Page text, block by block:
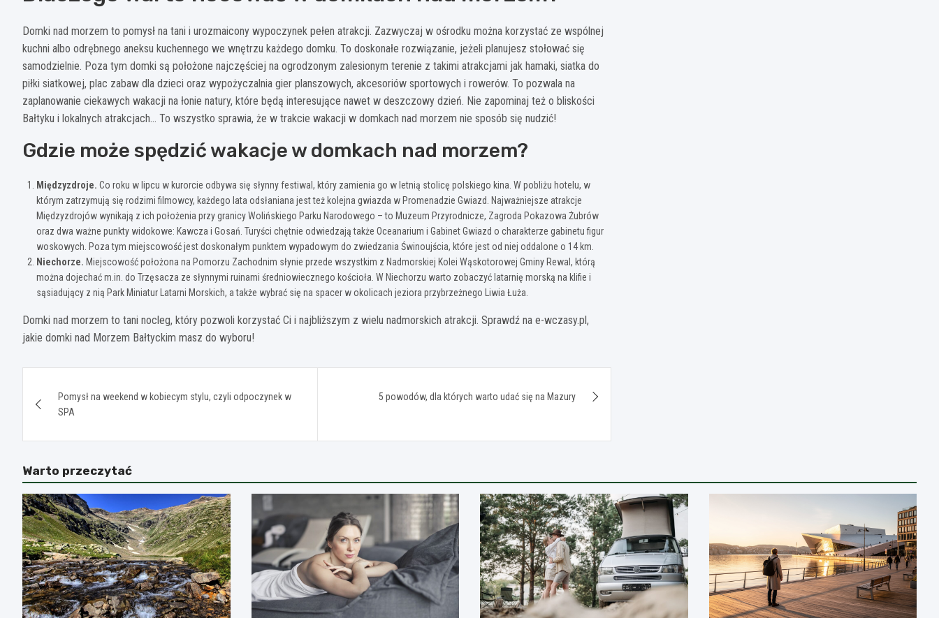
Domki nad morzem to pomysł na tani i urozmaicony wypoczynek pełen atrakcji. Zazwyczaj w ośrodku można korzystać ze wspólnej
kuchni albo odrębnego aneksu kuchennego we wnętrzu każdego domku. To doskonałe rozwiązanie, jeżeli planujesz stołować się
samodzielnie. Poza tym domki są położone najczęściej na ogrodzonym zalesionym terenie z takimi atrakcjami jak hamaki, siatka do
piłki siatkowej, plac zabaw dla dzieci oraz wypożyczalnia gier planszowych, akcesoriów sportowych i rowerów. To pozwala na
zaplanowanie ciekawych wakacji na łonie natury, które będą interesujące nawet w deszczowy dzień. Nie zapominaj też o bliskości
Bałtyku i lokalnych atrakcjach… To wszystko sprawia, że w trakcie wakacji w domkach nad morzem nie sposób się nudzić!
Gdzie może spędzić wakacje w domkach nad morzem?
Międzyzdroje. Co roku w lipcu w kurorcie odbywa się słynny festiwal, który zamienia go w letnią stolicę polskiego kina. W pobliżu hotelu, w
którym zatrzymują się rodzimi filmowcy, każdego lata odsłaniana jest też kolejna gwiazda w Promenadzie Gwiazd. Najważniejsze atrakcje
Międzyzdrojów wynikają z ich położenia przy granicy Wolińskiego Parku Narodowego – to Muzeum Przyrodnicze, Zagroda Pokazowa Żubrów
oraz dwa ważne punkty widokowe: Kawcza i Gosań. Turyści chętnie odwiedzają także Oceanarium i Gabinet Gwiazd o charakterze gabinetu figur
woskowych. Poza tym miejscowość jest doskonałym punktem wypadowym do zwiedzania Świnoujścia, które jest od niej oddalone o 14 km.
Niechorze. Miejscowość położona na Pomorzu Zachodnim słynie przede wszystkim z Nadmorskiej Kolei Wąskotorowej Gminy Rewal, którą
można dojechać m.in. do Trzęsacza ze słynnymi ruinami średniowiecznego kościoła. W Niechorzu warto zobaczyć latarnię morską na klifie i
sąsiadujący z nią Park Miniatur Latarni Morskich, a także wybrać się na spacer w okolicach jeziora przybrzeżnego Liwia Łuża.
Domki nad morzem to tani nocleg, który pozwoli korzystać Ci i najbliższym z wielu nadmorskich atrakcji. Sprawdź na e-wczasy.pl,
jakie domki nad Morzem Bałtyckim masz do wyboru!
wpisuPomysł na weekend w kobiecym stylu, czyli odpoczynek w
SPA
5 powodów, dla których warto udać się na Mazury
Warto przeczytać